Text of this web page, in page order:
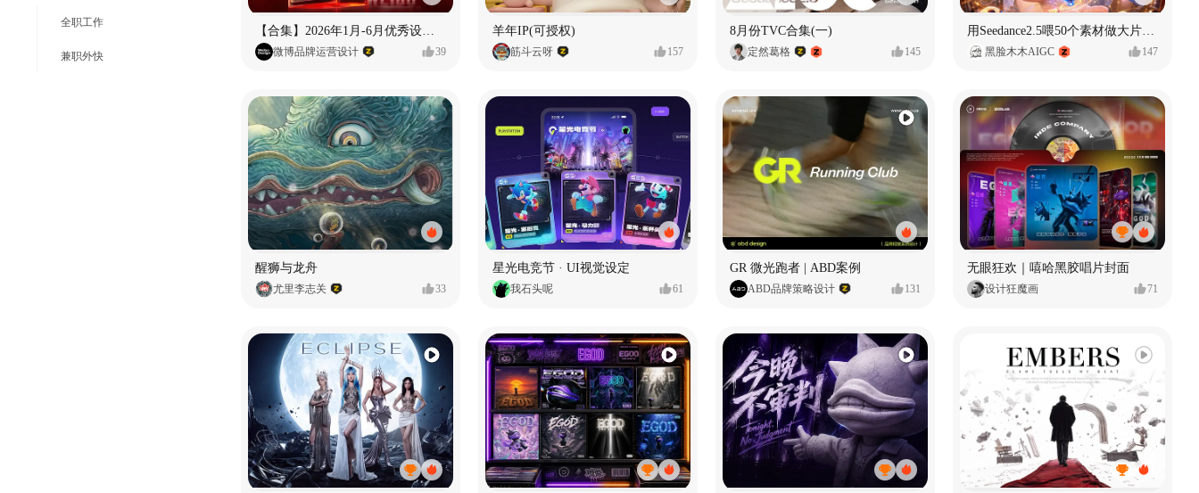
全职工作
兼职外快 微博品牌运营设计 39
羊年IP(可授权)
筋斗云呀 157
8月份TVC合集(一)
定然葛格 145 黑脸木木AIGC 147
醒狮与龙舟
尤里李志关 33
星光电竞节 · UI视觉设定
我石头呢 61
GR 微光跑者 | ABD案例
ABD品牌策略设计 131
无眼狂欢｜嘻哈黑胶唱片封面
设计狂魔画 71